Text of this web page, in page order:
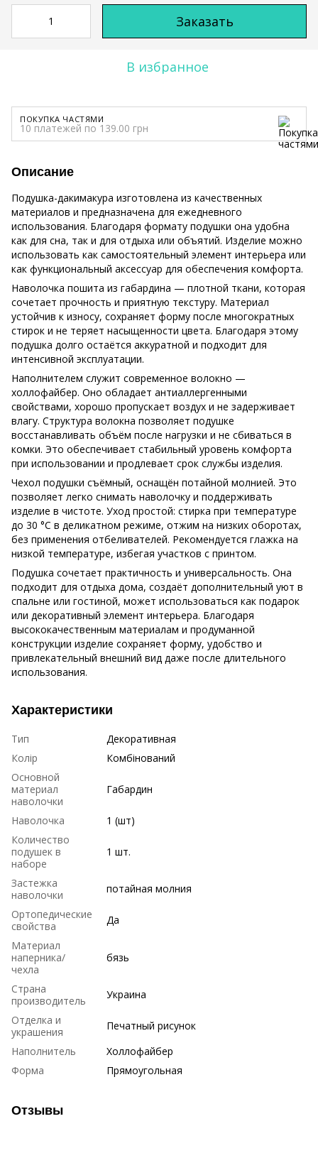
Заказать
В избранное
ПОКУПКА ЧАСТЯМИ
10 платежей по 139.00 грн
Описание
Подушка-дакимакура изготовлена из качественных
материалов и предназначена для ежедневного
использования. Благодаря формату подушки она удобна
как для сна, так и для отдыха или объятий. Изделие можно
использовать как самостоятельный элемент интерьера или
как функциональный аксессуар для обеспечения комфорта.
Наволочка пошита из габардина — плотной ткани, которая
сочетает прочность и приятную текстуру. Материал
устойчив к износу, сохраняет форму после многократных
стирок и не теряет насыщенности цвета. Благодаря этому
подушка долго остаётся аккуратной и подходит для
интенсивной эксплуатации.
Наполнителем служит современное волокно —
холлофайбер. Оно обладает антиаллергенными
свойствами, хорошо пропускает воздух и не задерживает
влагу. Структура волокна позволяет подушке
восстанавливать объём после нагрузки и не сбиваться в
комки. Это обеспечивает стабильный уровень комфорта
при использовании и продлевает срок службы изделия.
Чехол подушки съёмный, оснащён потайной молнией. Это
позволяет легко снимать наволочку и поддерживать
изделие в чистоте. Уход простой: стирка при температуре
до 30 °C в деликатном режиме, отжим на низких оборотах,
без применения отбеливателей. Рекомендуется глажка на
низкой температуре, избегая участков с принтом.
Подушка сочетает практичность и универсальность. Она
подходит для отдыха дома, создаёт дополнительный уют в
спальне или гостиной, может использоваться как подарок
или декоративный элемент интерьера. Благодаря
высококачественным материалам и продуманной
конструкции изделие сохраняет форму, удобство и
привлекательный внешний вид даже после длительного
использования.
Характеристики
Тип
Декоративная
Колір
Комбінований
Основной
материал
наволочки
Габардин
Наволочка
1 (шт)
Количество
подушек в
наборе
1 шт.
Застежка
наволочки
потайная молния
Ортопедические
свойства
Да
Материал
наперника/
чехла
бязь
Страна
производитель
Украина
Отделка и
украшения
Печатный рисунок
Наполнитель
Холлофайбер
Форма
Прямоугольная
Отзывы